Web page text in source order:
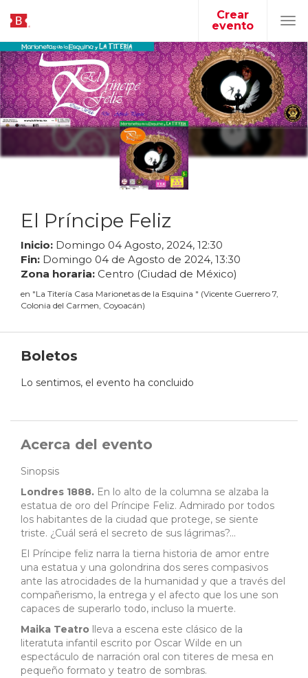
Crear
evento
El Príncipe Feliz
Inicio: Domingo 04 Agosto, 2024, 12:30
Fin: Domingo 04 de Agosto de 2024, 13:30
Zona horaria: Centro (Ciudad de México)
en "La Titería Casa Marionetas de la Esquina " (Vicente Guerrero 7,
Colonia del Carmen, Coyoacán)
Boletos
Lo sentimos, el evento ha concluido
Acerca del evento
Sinopsis
Londres 1888. En lo alto de la columna se alzaba la
estatua de oro del Príncipe Feliz. Admirado por todos
los habitantes de la ciudad que protege, se siente
triste. ¿Cuál será el secreto de sus lágrimas?...
El Príncipe feliz narra la tierna historia de amor entre
una estatua y una golondrina dos seres compasivos
ante las atrocidades de la humanidad y que a través del
compañerismo, la entrega y el afecto que los une son
capaces de superarlo todo, incluso la muerte.
Maika Teatro lleva a escena este clásico de la
literatuta infantil escrito por Oscar Wilde en un
espectáculo de narración oral con titeres de mesa en
pequeño formato y teatro de sombras.